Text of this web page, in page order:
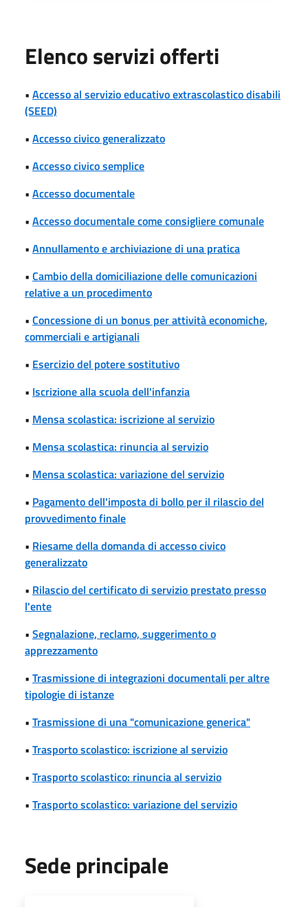
Elenco servizi offerti
• Accesso al servizio educativo extrascolastico disabili
(SEED)
• Accesso civico generalizzato
• Accesso civico semplice
• Accesso documentale
• Accesso documentale come consigliere comunale
• Annullamento e archiviazione di una pratica
• Cambio della domiciliazione delle comunicazioni
relative a un procedimento
• Concessione di un bonus per attività economiche,
commerciali e artigianali
• Esercizio del potere sostitutivo
• Iscrizione alla scuola dell'infanzia
• Mensa scolastica: iscrizione al servizio
• Mensa scolastica: rinuncia al servizio
• Mensa scolastica: variazione del servizio
• Pagamento dell'imposta di bollo per il rilascio del
provvedimento finale
• Riesame della domanda di accesso civico
generalizzato
• Rilascio del certificato di servizio prestato presso
l'ente
• Segnalazione, reclamo, suggerimento o
apprezzamento
• Trasmissione di integrazioni documentali per altre
tipologie di istanze
• Trasmissione di una "comunicazione generica"
• Trasporto scolastico: iscrizione al servizio
• Trasporto scolastico: rinuncia al servizio
• Trasporto scolastico: variazione del servizio
Sede principale